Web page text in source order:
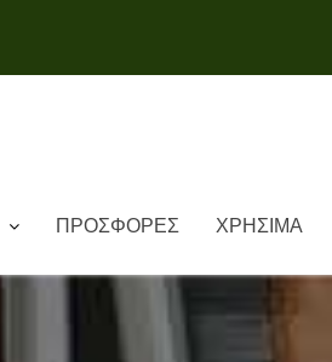
ΠΡΟΣΦΟΡΕΣ ΧΡΗΣΙΜΑ